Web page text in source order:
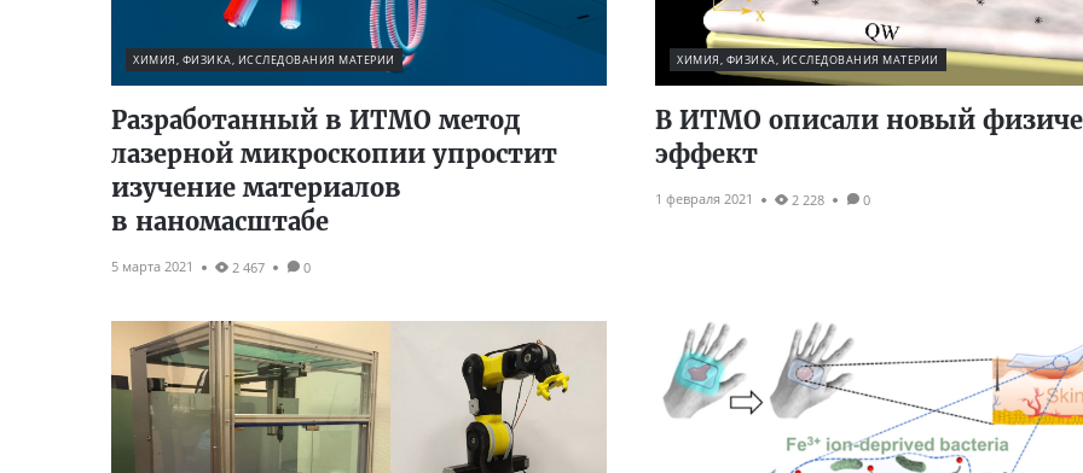
ХИМИЯ, ФИЗИКА, ИССЛЕДОВАНИЯ МАТЕРИИ
Разработанный в ИТМО метод
лазерной микроскопии упростит
изучение материалов
в наномасштабе
5 марта 2021 2 467 0
ХИМИЯ, ФИЗИКА, ИССЛЕДОВАНИЯ МАТЕРИИ
В ИТМО описали новый
эффект
1 февраля 2021 2 228 0